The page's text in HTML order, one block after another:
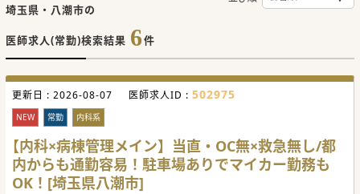
埼玉県・八潮市の
医師求人(常勤)検索結果 6件
更新日 : 2026-08-07 医師求人ID : 502975
NEW 常勤 内科系
【内科×病棟管理メイン】当直・OC無×救急無し/都
内からも通勤容易！駐車場ありでマイカー勤務も
OK！[埼玉県八潮市]